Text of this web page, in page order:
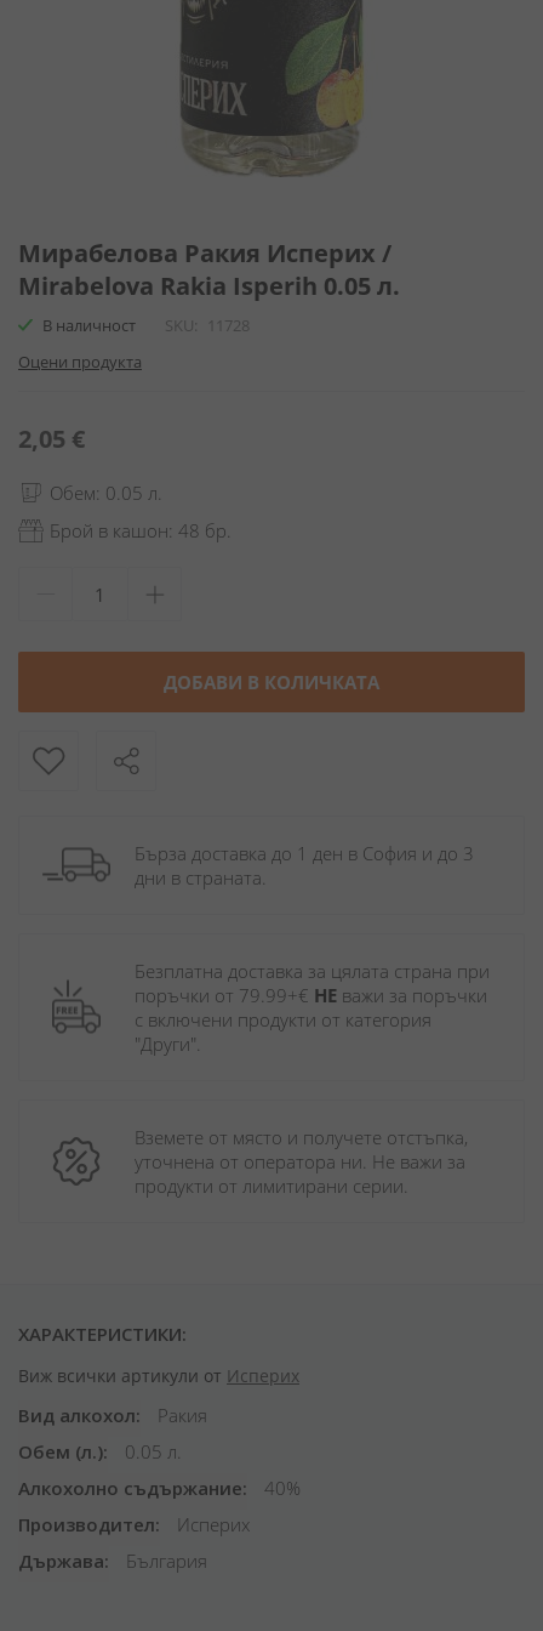
към
началото
на
галерия
снимки
Мирабелова Ракия Исперих /
Mirabelova Rakia Isperih 0.05 л.
В наличност SKU
11728
Оцени продукта
2,05 €
Обем: 0.05 л.
Брой в кашон: 48 бр.
ДОБАВИ В КОЛИЧКАТА
Бърза доставка до 1 ден в София и до 3
дни в страната.
Безплатна доставка за цялата страна при
поръчки от 79.99+€ НЕ важи за поръчки
с включени продукти от категория
"Други".
Вземете от място и получете отстъпка,
уточнена от оператора ни. Не важи за
продукти от лимитирани серии.
ХАРАКТЕРИСТИКИ:
Виж всички артикули от Исперих
Вид алкохол
Ракия
Обем (л.)
0.05 л.
Алкохолно съдържание
40%
Производител
Исперих
Държава
България